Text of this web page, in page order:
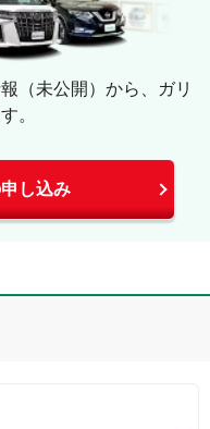
（未公開）から、ガリ
。
し込み